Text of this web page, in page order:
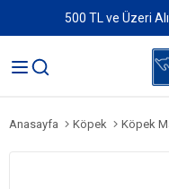
500 TL ve Üzeri
Anasayfa Köpek Köpek